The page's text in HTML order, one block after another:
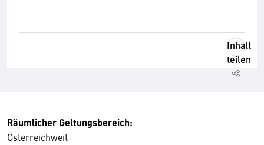
Inhalt
teilen
Räumlicher Geltungsbereich:
Österreichweit